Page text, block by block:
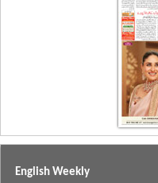
English Weekly